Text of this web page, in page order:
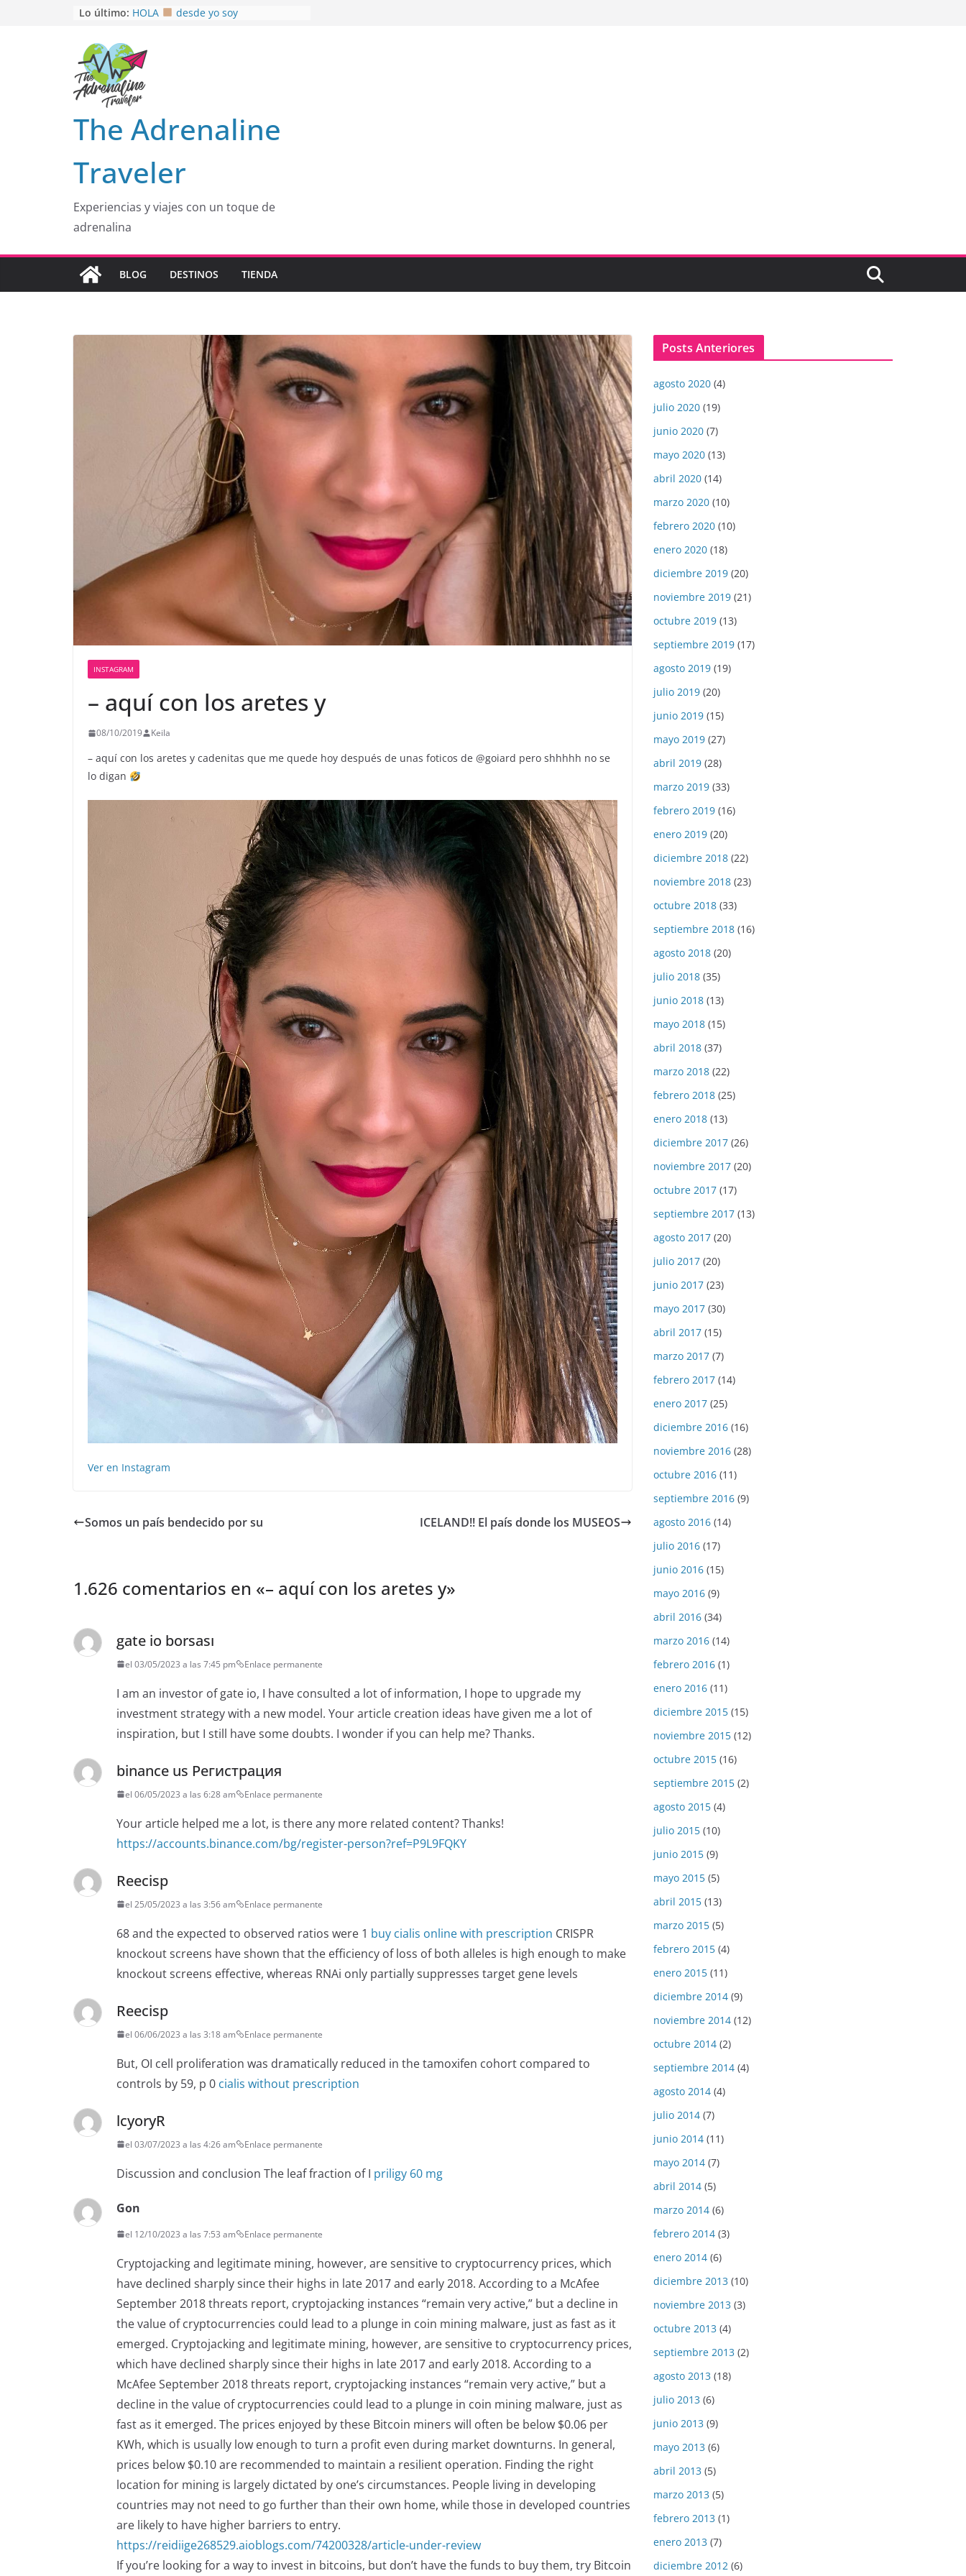
Lo último: HOLA
desde yo soy
EL SENDERO DEL CACAO: Excelente
opción
HOSPEDAJE AL NATURALSHH !!
En
MULITO!
The Adrenaline
Traveler
Experiencias y viajes con un toque de
adrenalina
BLOG DESTINOS TIENDA
INSTAGRAM
– aquí con los aretes y
08/10/2019 Keila
– aquí con los aretes y cadenitas que me quede hoy después de unas foticos de @goiard pero shhhhh no se
lo digan
Ver en Instagram
️Somos un país bendecido por su ICELAND!! El país donde los MUSEOS
1.626 comentarios en «– aquí con los aretes y»
gate io borsası
el 03/05/2023 a las 7:45 pm Enlace permanente
I am an investor of gate io, I have consulted a lot of information, I hope to upgrade my
investment strategy with a new model. Your article creation ideas have given me a lot of
inspiration, but I still have some doubts. I wonder if you can help me? Thanks.
binance us Регистрация
el 06/05/2023 a las 6:28 am Enlace permanente
Your article helped me a lot, is there any more related content? Thanks!
https://accounts.binance.com/bg/register-person?ref=P9L9FQKY
Reecisp
el 25/05/2023 a las 3:56 am Enlace permanente
68 and the expected to observed ratios were 1 buy cialis online with prescription CRISPR
knockout screens have shown that the efficiency of loss of both alleles is high enough to make
knockout screens effective, whereas RNAi only partially suppresses target gene levels
Reecisp
el 06/06/2023 a las 3:18 am Enlace permanente
But, ОІ cell proliferation was dramatically reduced in the tamoxifen cohort compared to
controls by 59, p 0 cialis without prescription
lcyoryR
el 03/07/2023 a las 4:26 am Enlace permanente
Discussion and conclusion The leaf fraction of I priligy 60 mg
Gon
el 12/10/2023 a las 7:53 am Enlace permanente
Cryptojacking and legitimate mining, however, are sensitive to cryptocurrency prices, which
have declined sharply since their highs in late 2017 and early 2018. According to a McAfee
September 2018 threats report, cryptojacking instances “remain very active,” but a decline in
the value of cryptocurrencies could lead to a plunge in coin mining malware, just as fast as it
emerged. Cryptojacking and legitimate mining, however, are sensitive to cryptocurrency prices,
which have declined sharply since their highs in late 2017 and early 2018. According to a
McAfee September 2018 threats report, cryptojacking instances “remain very active,” but a
decline in the value of cryptocurrencies could lead to a plunge in coin mining malware, just as
fast as it emerged. The prices enjoyed by these Bitcoin miners will often be below $0.06 per
KWh, which is usually low enough to turn a profit even during market downturns. In general,
prices below $0.10 are recommended to maintain a resilient operation. Finding the right
location for mining is largely dictated by one’s circumstances. People living in developing
countries may not need to go further than their own home, while those in developed countries
are likely to have higher barriers to entry.
https://reidiige268529.aioblogs.com/74200328/article-under-review
If you’re looking for a way to invest in bitcoins, but don’t have the funds to buy them, try Bitcoin
Posts Anteriores
agosto 2020 (4)
julio 2020 (19)
junio 2020 (7)
mayo 2020 (13)
abril 2020 (14)
marzo 2020 (10)
febrero 2020 (10)
enero 2020 (18)
diciembre 2019 (20)
noviembre 2019 (21)
octubre 2019 (13)
septiembre 2019 (17)
agosto 2019 (19)
julio 2019 (20)
junio 2019 (15)
mayo 2019 (27)
abril 2019 (28)
marzo 2019 (33)
febrero 2019 (16)
enero 2019 (20)
diciembre 2018 (22)
noviembre 2018 (23)
octubre 2018 (33)
septiembre 2018 (16)
agosto 2018 (20)
julio 2018 (35)
junio 2018 (13)
mayo 2018 (15)
abril 2018 (37)
marzo 2018 (22)
febrero 2018 (25)
enero 2018 (13)
diciembre 2017 (26)
noviembre 2017 (20)
octubre 2017 (17)
septiembre 2017 (13)
agosto 2017 (20)
julio 2017 (20)
junio 2017 (23)
mayo 2017 (30)
abril 2017 (15)
marzo 2017 (7)
febrero 2017 (14)
enero 2017 (25)
diciembre 2016 (16)
noviembre 2016 (28)
octubre 2016 (11)
septiembre 2016 (9)
agosto 2016 (14)
julio 2016 (17)
junio 2016 (15)
mayo 2016 (9)
abril 2016 (34)
marzo 2016 (14)
febrero 2016 (1)
enero 2016 (11)
diciembre 2015 (15)
noviembre 2015 (12)
octubre 2015 (16)
septiembre 2015 (2)
agosto 2015 (4)
julio 2015 (10)
junio 2015 (9)
mayo 2015 (5)
abril 2015 (13)
marzo 2015 (5)
febrero 2015 (4)
enero 2015 (11)
diciembre 2014 (9)
noviembre 2014 (12)
octubre 2014 (2)
septiembre 2014 (4)
agosto 2014 (4)
julio 2014 (7)
junio 2014 (11)
mayo 2014 (7)
abril 2014 (5)
marzo 2014 (6)
febrero 2014 (3)
enero 2014 (6)
diciembre 2013 (10)
noviembre 2013 (3)
octubre 2013 (4)
septiembre 2013 (2)
agosto 2013 (18)
julio 2013 (6)
junio 2013 (9)
mayo 2013 (6)
abril 2013 (5)
marzo 2013 (5)
febrero 2013 (1)
enero 2013 (7)
diciembre 2012 (6)